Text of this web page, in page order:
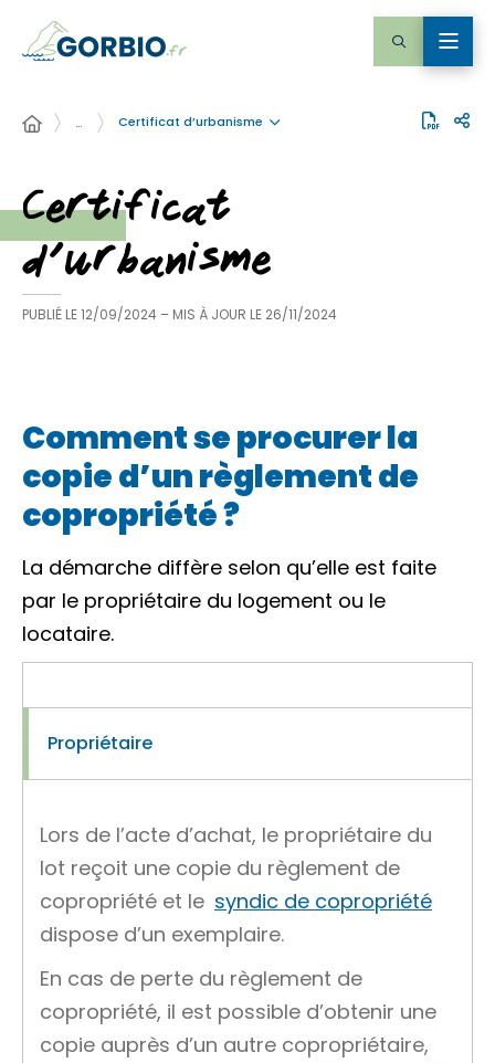
… Certificat d’urbanisme
Certificat
d’urbanisme
PUBLIÉ LE12/09/2024 – MIS À JOUR LE 26/11/2024
Comment se procurer la
copie d’un règlement de
copropriété ?
La démarche diffère selon qu’elle est faite
par le propriétaire du logement ou le
locataire.
Propriétaire
Lors de l’acte d’achat, le propriétaire du
lot reçoit une copie du règlement de
copropriété et le syndic de copropriété
dispose d’un exemplaire.
En cas de perte du règlement de
copropriété, il est possible d’obtenir une
copie auprès d’un autre copropriétaire,